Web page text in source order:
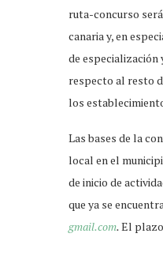
ruta-concurso
canaria y, en
de especialización
respecto al resto
los
Las bases de la
local en el
de inicio de
que ya se
gmail.com.El